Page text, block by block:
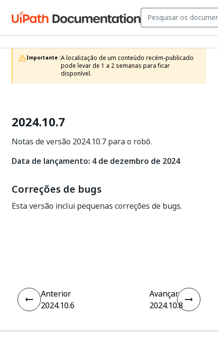
Importante :A localização de um conteúdo recém-publicado
pode levar de 1 a 2 semanas para ficar
disponível.
2024.10.7
Notas de versão 2024.10.7 para o robô.
Data de lançamento: 4 de dezembro de 2024
Correções de bugs
Esta versão inclui pequenas correções de bugs.
Anterior
2024.10.6
Avançar
2024.10.8